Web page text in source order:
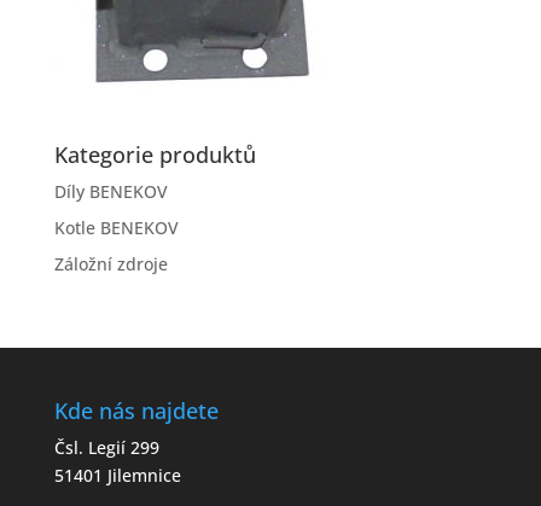
Kategorie produktů
Díly BENEKOV
Kotle BENEKOV
Záložní zdroje
Kde nás najdete
Čsl. Legií 299
51401 Jilemnice